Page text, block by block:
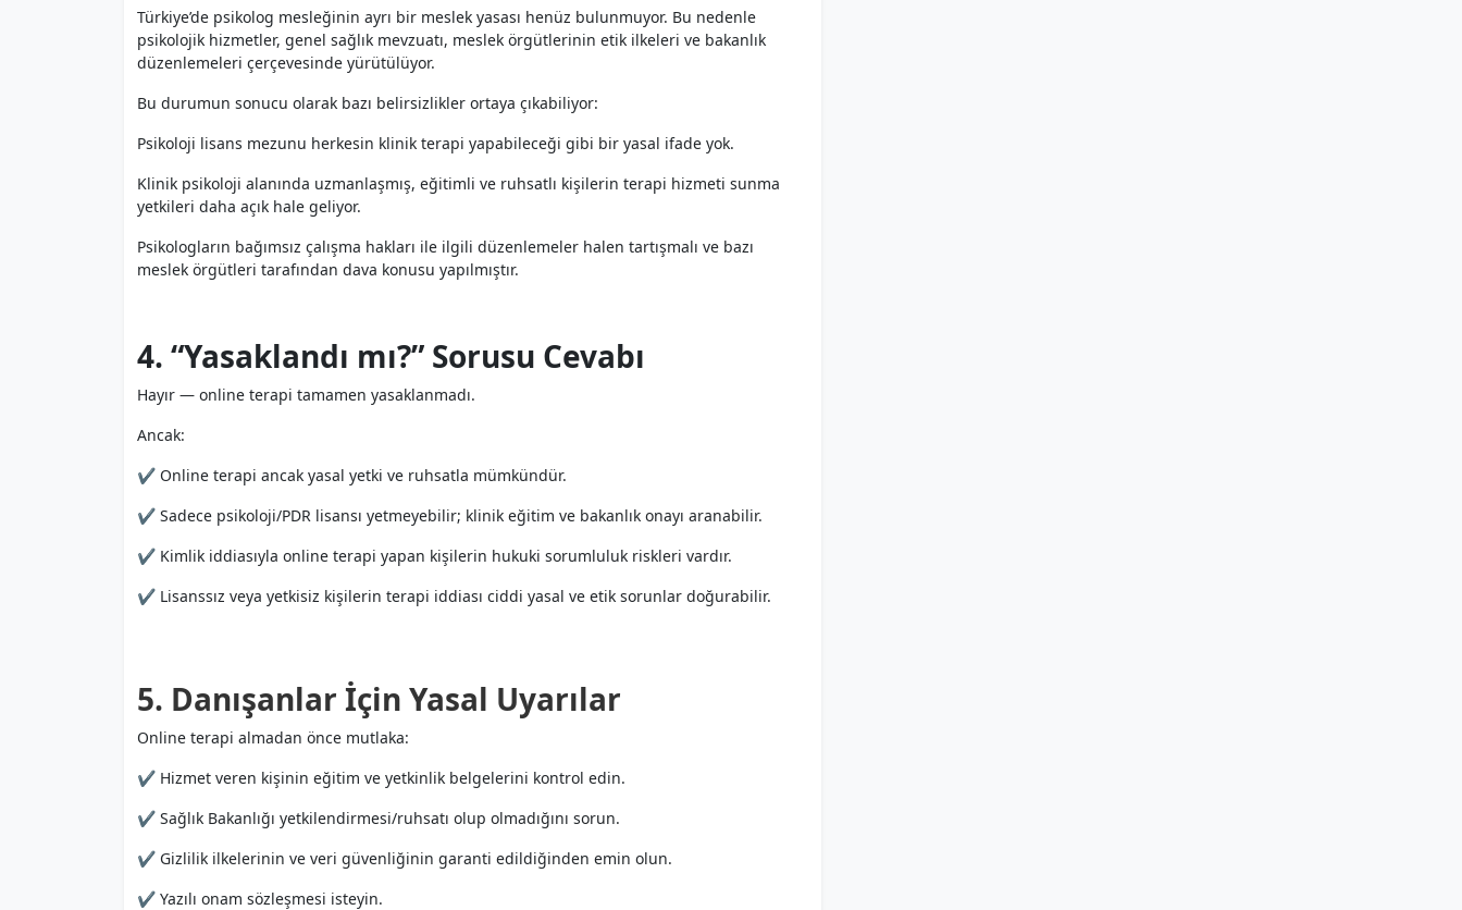
Türkiye’de psikolog mesleğinin ayrı bir meslek yasası henüz bulunmuyor. Bu nedenle
psikolojik hizmetler, genel sağlık mevzuatı, meslek örgütlerinin etik ilkeleri ve bakanlık
düzenlemeleri çerçevesinde yürütülüyor.
Bu durumun sonucu olarak bazı belirsizlikler ortaya çıkabiliyor:
Psikoloji lisans mezunu herkesin klinik terapi yapabileceği gibi bir yasal ifade yok.
Klinik psikoloji alanında uzmanlaşmış, eğitimli ve ruhsatlı kişilerin terapi hizmeti sunma
yetkileri daha açık hale geliyor.
Psikologların bağımsız çalışma hakları ile ilgili düzenlemeler halen tartışmalı ve bazı
meslek örgütleri tarafından dava konusu yapılmıştır.
4. “Yasaklandı mı?” Sorusu Cevabı
Hayır — online terapi tamamen yasaklanmadı.
Ancak:
✔ Online terapi ancak yasal yetki ve ruhsatla mümkündür.
✔ Sadece psikoloji/PDR lisansı yetmeyebilir; klinik eğitim ve bakanlık onayı aranabilir.
✔ Kimlik iddiasıyla online terapi yapan kişilerin hukuki sorumluluk riskleri vardır.
✔ Lisanssız veya yetkisiz kişilerin terapi iddiası ciddi yasal ve etik sorunlar doğurabilir.
5. Danışanlar İçin Yasal Uyarılar
Online terapi almadan önce mutlaka:
✔ Hizmet veren kişinin eğitim ve yetkinlik belgelerini kontrol edin.
✔ Sağlık Bakanlığı yetkilendirmesi/ruhsatı olup olmadığını sorun.
✔ Gizlilik ilkelerinin ve veri güvenliğinin garanti edildiğinden emin olun.
✔ Yazılı onam sözleşmesi isteyin.